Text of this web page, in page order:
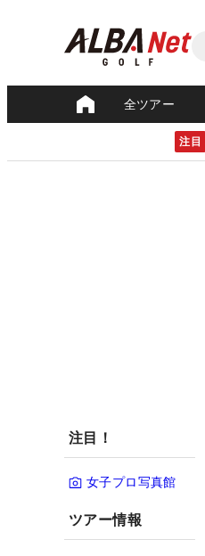
全ツアー
注目
注目！
女子プロ写真館
ツアー情報